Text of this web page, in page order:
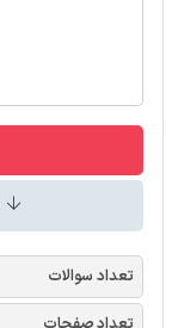
تعداد سوالات